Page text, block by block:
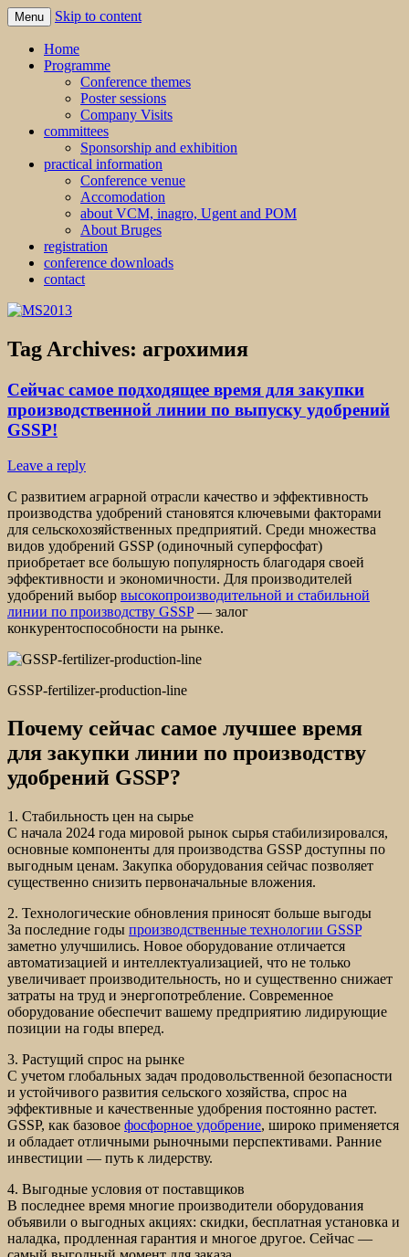
MS2013
Menu Skip to content
Home
Programme
Conference themes
Poster sessions
Company Visits
committees
Sponsorship and exhibition
practical information
Conference venue
Accomodation
about VCM, inagro, Ugent and POM
About Bruges
registration
conference downloads
contact
Tag Archives: агрохимия
Сейчас самое подходящее время для закупки
производственной линии по выпуску удобрений
GSSP!
Leave a reply
С развитием аграрной отрасли качество и эффективность
производства удобрений становятся ключевыми факторами
для сельскохозяйственных предприятий. Среди множества
видов удобрений GSSP (одиночный суперфосфат)
приобретает все большую популярность благодаря своей
эффективности и экономичности. Для производителей
удобрений выбор высокопроизводительной и стабильной
линии по производству GSSP— залог
конкурентоспособности на рынке.
GSSP-fertilizer-production-line
Почему сейчас самое лучшее время
для закупки линии по производству
удобрений GSSP?
1. Стабильность цен на сырье
С начала 2024 года мировой рынок сырья стабилизировался,
основные компоненты для производства GSSP доступны по
выгодным ценам. Закупка оборудования сейчас позволяет
существенно снизить первоначальные вложения.
2. Технологические обновления приносят больше выгоды
За последние годы производственные технологии GSSP
заметно улучшились. Новое оборудование отличается
автоматизацией и интеллектуализацией, что не только
увеличивает производительность, но и существенно снижает
затраты на труд и энергопотребление. Современное
оборудование обеспечит вашему предприятию лидирующие
позиции на годы вперед.
3. Растущий спрос на рынке
С учетом глобальных задач продовольственной безопасности
и устойчивого развития сельского хозяйства, спрос на
эффективные и качественные удобрения постоянно растет.
GSSP, как базовое фосфорное удобрение, широко применяется
и обладает отличными рыночными перспективами. Ранние
инвестиции — путь к лидерству.
4. Выгодные условия от поставщиков
В последнее время многие производители оборудования
объявили о выгодных акциях: скидки, бесплатная установка и
наладка, продленная гарантия и многое другое. Сейчас —